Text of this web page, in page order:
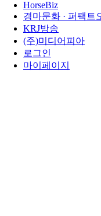
HorseBiz
경마문화 · 퍼팩트
KRJ방송
(주)미디어피아
로그인
마이페이지